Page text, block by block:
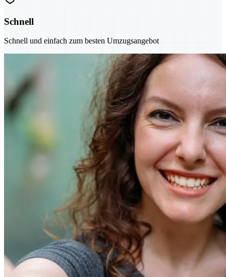
Schnell
Schnell und einfach zum besten Umzugsangebot